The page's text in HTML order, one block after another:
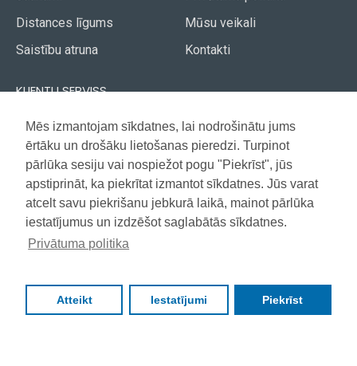
Mēs izmantojam sīkdatnes, lai nodrošinātu jums
ērtāku un drošāku lietošanas pieredzi. Turpinot
pārlūka sesiju vai nospiežot pogu "Piekrīst", jūs
apstiprināt, ka piekrītat izmantot sīkdatnes. Jūs varat
atcelt savu piekrišanu jebkurā laikā, mainot pārlūka
iestatījumus un izdzēšot saglabātās sīkdatnes.
Privātuma politika
Atteikt Iestatījumi Piekrīst
Distances līgums
Saistību atruna
Mūsu veikali
Kontakti
KLIENTU SERVISS
Piegāde
Apmaksa
Garantija
Akcijas avīze
Vietnes karte
Copyright © 2021, Super Selection, Visas tiesības aizsargātas